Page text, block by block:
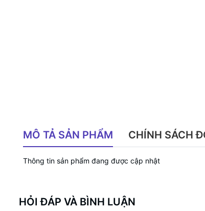
MÔ TẢ SẢN PHẨM CHÍNH SÁCH
Thông tin sản phẩm đang được cập nhật
HỎI ĐÁP VÀ BÌNH LUẬN